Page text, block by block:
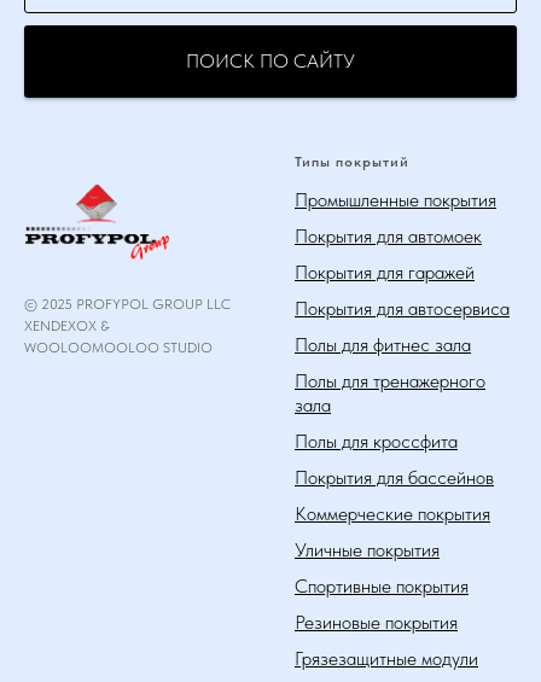
ПОИСК ПО САЙТУ
© 2025 PROFYPOL GROUP LLC
XENDEXOX &
WOOLOOMOOLOO STUDIO
Типы покрытий
Промышленные покрытия
Покрытия для автомоек
Покрытия для гаражей
Покрытия для автосервиса
Полы для фитнес зала
Полы для тренажерного
зала
Полы для кроссфита
Покрытия для бассейнов
Коммерческие покрытия
Уличные покрытия
Спортивные покрытия
Резиновые покрытия
Грязезащитные модули